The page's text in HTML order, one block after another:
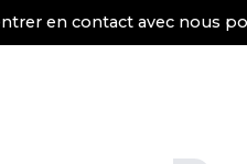
en contact avec nous